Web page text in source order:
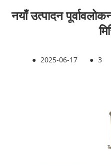
नयाँ उत्पादन
● 2025-06-17 ● 3